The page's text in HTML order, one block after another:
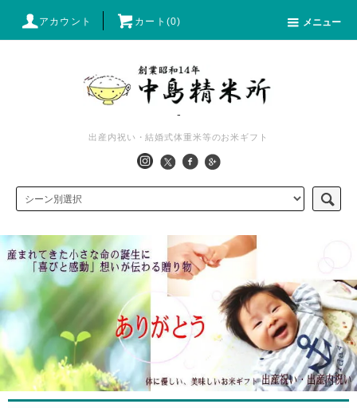
アカウント カート(0) メニュー
-
出産内祝い・結婚式体重米等のお米ギフト